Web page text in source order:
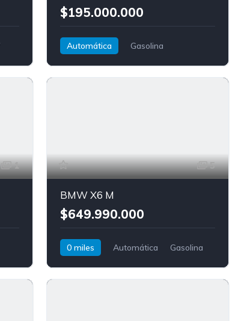
$195.000.000
Automática
Gasolina
1 5
BMW X6 M
$649.990.000
0 miles Automática
Gasolina